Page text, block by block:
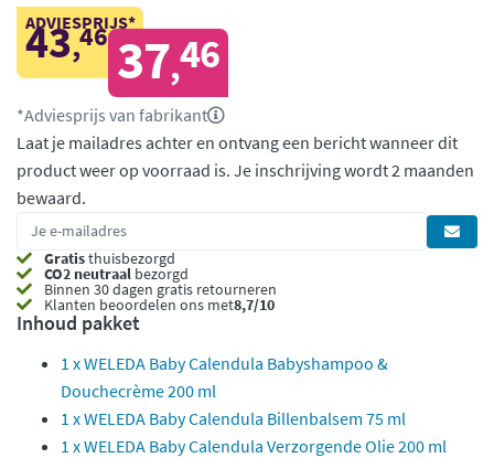
ADVIESPRIJS*
43,46 37,46
*Adviesprijs van fabrikant
Laat je mailadres achter en ontvang een bericht wanneer dit
product weer op voorraad is. Je inschrijving wordt 2 maanden
bewaard.
Gratisthuisbezorgd
CO2 neutraal bezorgd
Binnen 30 dagen gratis retourneren
Klanten beoordelen ons met8,7/10
Inhoud pakket
1 x WELEDA Baby Calendula Babyshampoo &
Douchecrème 200 ml
1 x WELEDA Baby Calendula Billenbalsem 75 ml
1 x WELEDA Baby Calendula Verzorgende Olie 200 ml